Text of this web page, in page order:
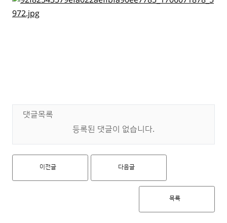
댓글목록
등록된 댓글이 없습니다.
이전글 다음글
목록